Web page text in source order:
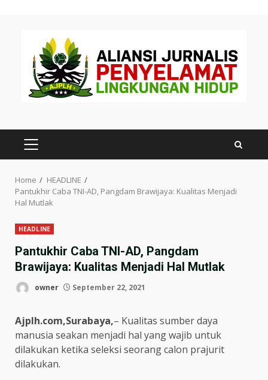
PRIMARY
Home
HEADLINE
Pantukhir Caba TNI-AD, Pangdam Brawijaya: Kualitas Menjadi
Hal Mutlak
HEADLINE
Pantukhir Caba TNI-AD, Pangdam
Brawijaya: Kualitas Menjadi Hal Mutlak
owner September 22, 2021
Ajplh.com,Surabaya,– Kualitas sumber daya
manusia seakan menjadi hal yang wajib untuk
dilakukan ketika seleksi seorang calon prajurit
dilakukan.